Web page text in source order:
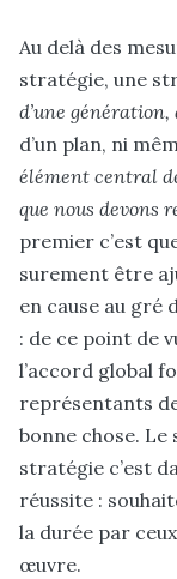
Au delà des
stratégie, une
d’une
d’un plan, ni
élément central
que nous devons
premier c’est
surement être
en cause au gré
: de ce point de
l’accord global
représentants
bonne chose. Le
stratégie c’est
réussite :
la durée par
œuvre.